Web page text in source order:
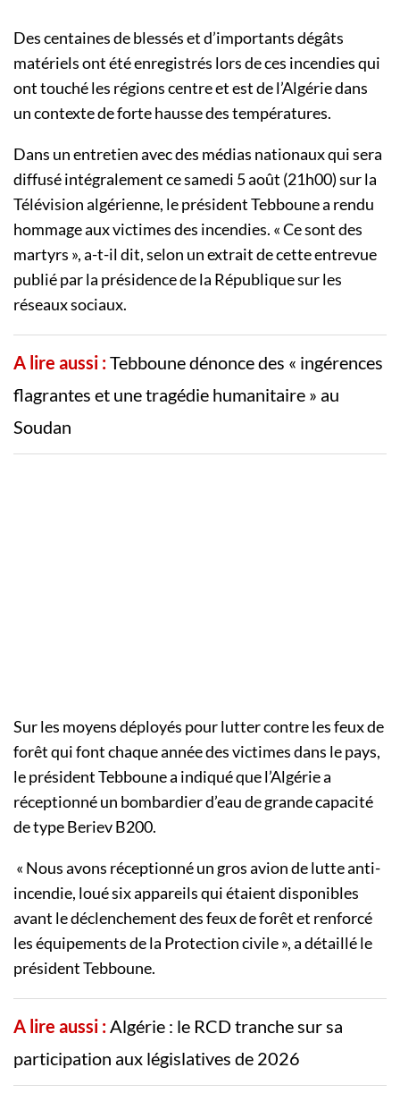
Des centaines de blessés et d’importants dégâts
matériels ont été enregistrés lors de ces incendies qui
ont touché les régions centre et est de l’Algérie dans
un contexte de forte hausse des températures.
Dans un entretien avec des médias nationaux qui sera
diffusé intégralement ce samedi 5 août (21h00) sur la
Télévision algérienne, le président Tebboune a rendu
hommage aux victimes des incendies. « Ce sont des
martyrs », a-t-il dit, selon un extrait de cette entrevue
publié par la présidence de la République sur les
réseaux sociaux.
A lire aussi :Tebboune dénonce des « ingérences
flagrantes et une tragédie humanitaire » au
Soudan
Sur les moyens déployés pour lutter contre les feux de
forêt qui font chaque année des victimes dans le pays,
le président Tebboune a indiqué que l’Algérie a
réceptionné un bombardier d’eau de grande capacité
de type Beriev B200.
« Nous avons réceptionné un gros avion de lutte anti-
incendie, loué six appareils qui étaient disponibles
avant le déclenchement des feux de forêt et renforcé
les équipements de la Protection civile », a détaillé le
président Tebboune.
A lire aussi :Algérie : le RCD tranche sur sa
participation aux législatives de 2026